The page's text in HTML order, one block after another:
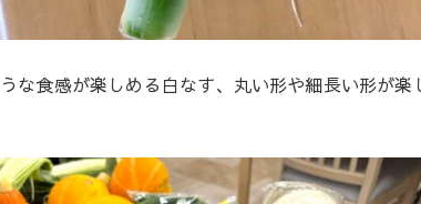
な食感が楽しめる白なす、丸い形や細長い形が